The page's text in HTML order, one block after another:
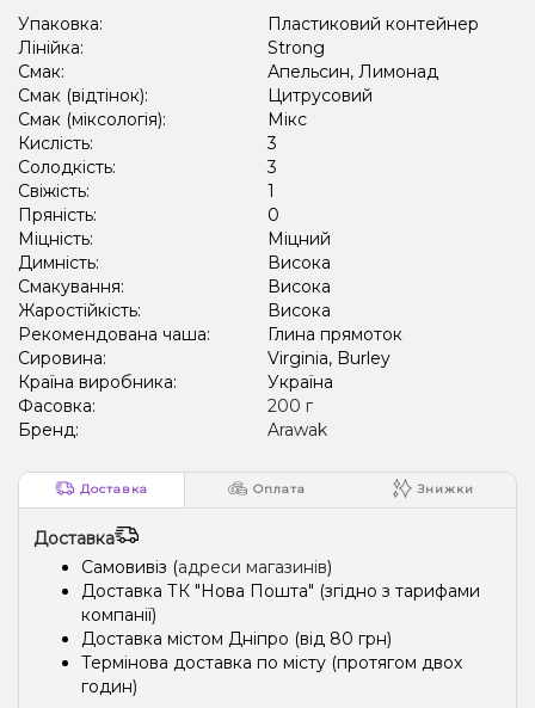
Упаковка:
Пластиковий контейнер
Лінійка:
Strong
Смак:
Апельсин, Лимонад
Смак (відтінок):
Цитрусовий
Смак (міксологія):
Мікс
Кислість:
3
Солодкість:
3
Свіжість:
1
Пряність:
0
Міцність:
Міцний
Димність:
Висока
Смакування:
Висока
Жаростійкість:
Висока
Рекомендована чаша:
Глина прямоток
Сировина:
Virginia, Burley
Країна виробника:
Україна
Фасовка:
200 г
Бренд:
Arawak
Доставка Оплата Знижки
Доставка
Самовивіз (адреси магазинів)
Доставка ТК "Нова Пошта" (згідно з тарифами
компанії)
Доставка містом Дніпро (від 80 грн)
Термінова доставка по місту (протягом двох
годин)